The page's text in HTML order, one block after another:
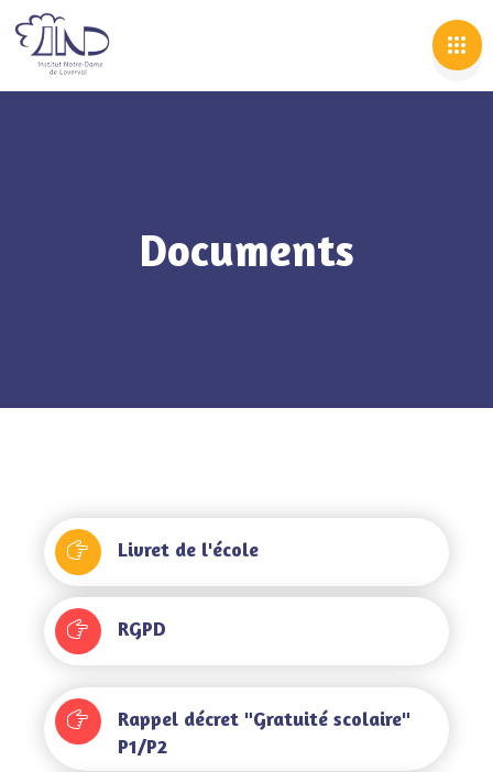
Documents
Livret de l'école
RGPD
Rappel décret "Gratuité scolaire"
P1/P2